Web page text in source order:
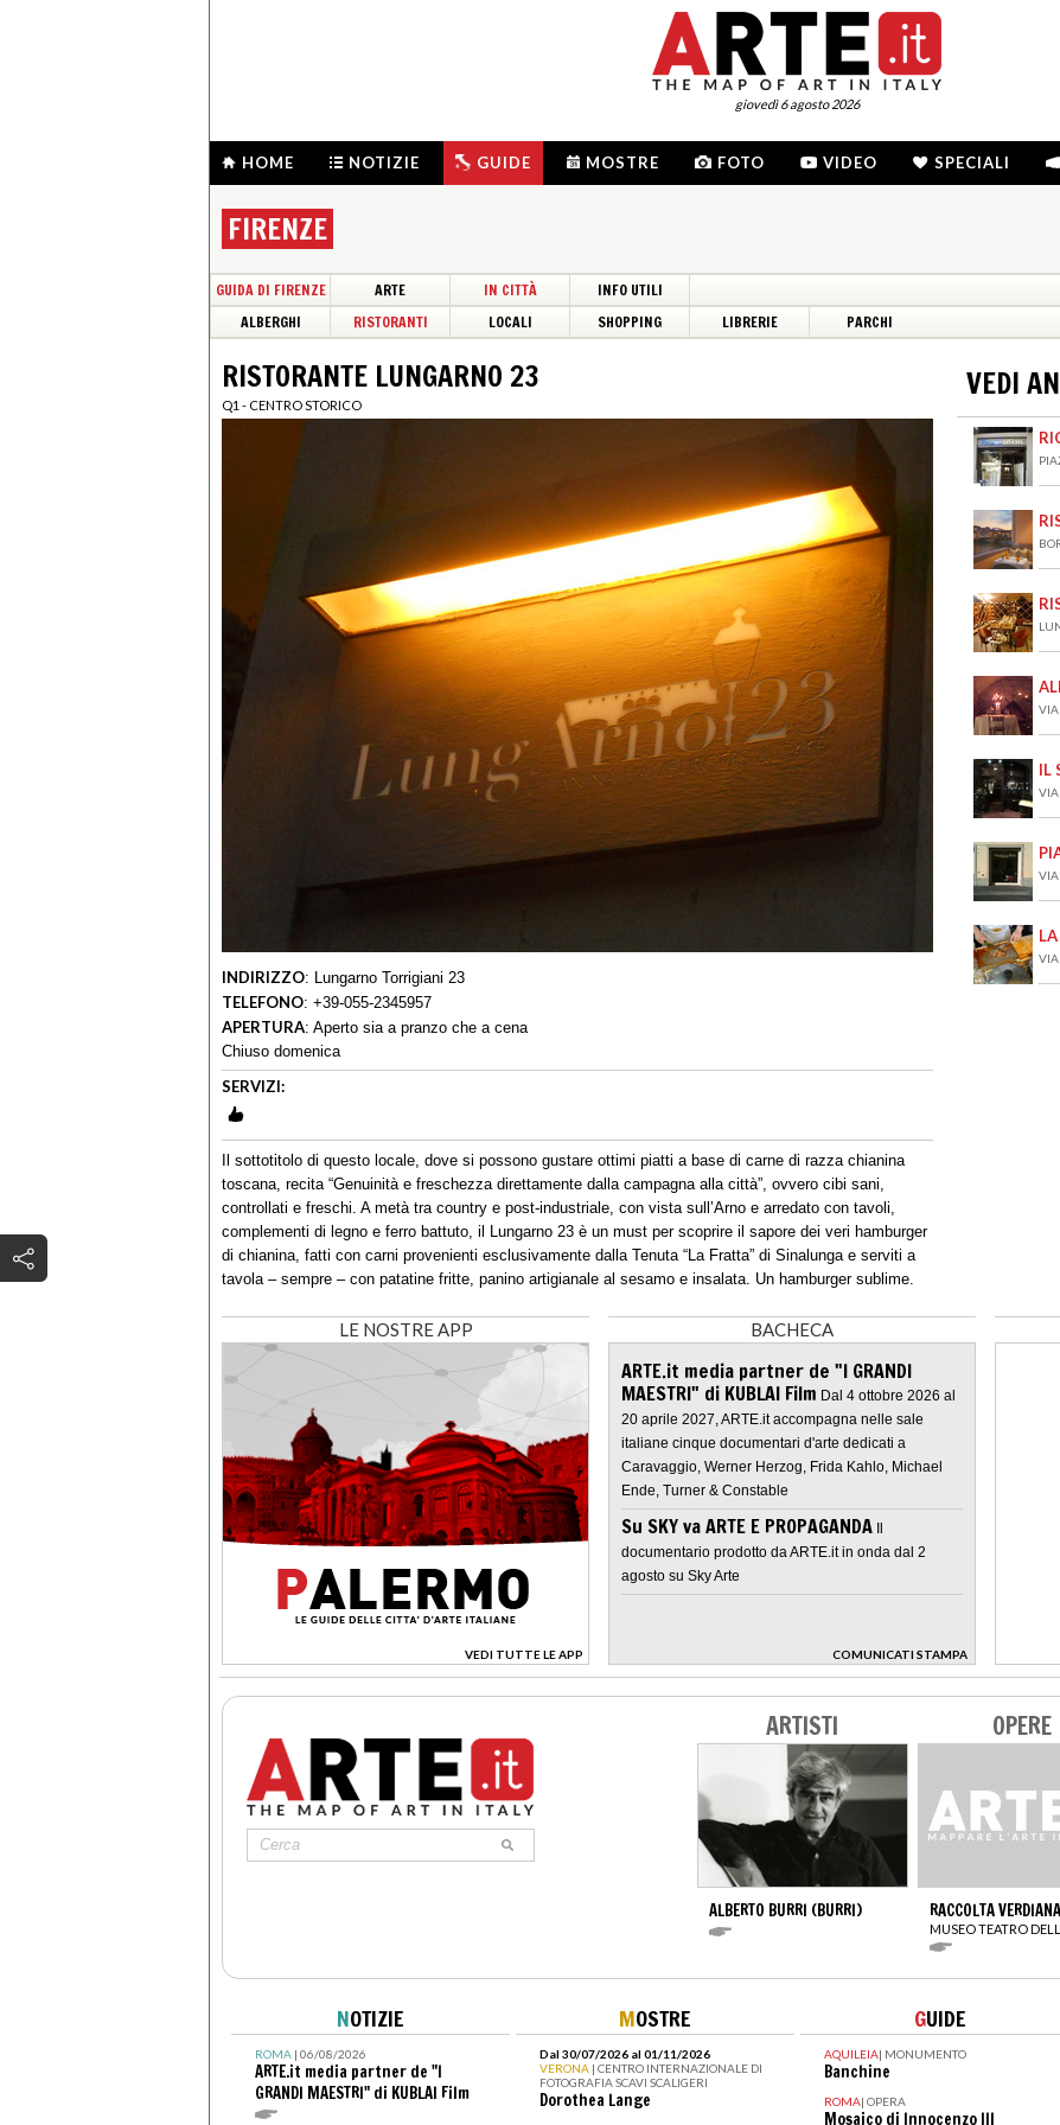
giovedì 6 agosto 2026
HOME NOTIZIE GUIDE MOSTRE FOTO VIDEO SPECIALI
FIRENZE
GUIDA DI FIRENZE ARTE IN CITTÀ
INFO UTILI
ALBERGHI
RISTORANTI LOCALI SHOPPING LIBRERIE PARCHI
RISTORANTE LUNGARNO 23
Q1 - CENTRO STORICO
INDIRIZZO: Lungarno Torrigiani 23
TELEFONO: +39-055-2345957
APERTURA: Aperto sia a pranzo che a cena
Chiuso domenica
SERVIZI:
Il sottotitolo di questo locale, dove si possono gustare ottimi piatti a base di carne di razza chianina
toscana, recita “Genuinità e freschezza direttamente dalla campagna alla città”, ovvero cibi sani,
controllati e freschi. A metà tra country e post-industriale, con vista sull’Arno e arredato con tavoli,
complementi di legno e ferro battuto, il Lungarno 23 è un must per scoprire il sapore dei veri hamburger
di chianina, fatti con carni provenienti esclusivamente dalla Tenuta “La Fratta” di Sinalunga e serviti a
tavola – sempre – con patatine fritte, panino artigianale al sesamo e insalata. Un hamburger sublime.
VEDI
VIA
IL
VIA
VIA
VIA
LE NOSTRE APP
VEDI TUTTE LE APP
>
BACHECA
ARTE.it media partner de "I GRANDI
MAESTRI" di KUBLAI Film Dal 4 ottobre 2026 al
20 aprile 2027, ARTE.it accompagna nelle sale
italiane cinque documentari d'arte dedicati a
Caravaggio, Werner Herzog, Frida Kahlo, Michael
Ende, Turner & Constable
Su SKY va ARTE E PROPAGANDA Il
documentario prodotto da ARTE.it in onda dal 2
agosto su Sky Arte
COMUNICATI STAMPA
>
ARTISTI
ALBERTO BURRI (BURRI)
OPERE
RACCOLTA VERDIANA
MUSEO TEATRO
NOTIZIE
ROMA| 06/08/2026
ARTE.it media partner de "I
GRANDI MAESTRI" di KUBLAI Film
MOSTRE
Dal 30/07/2026 al 01/11/2026
VERONA | CENTRO INTERNAZIONALE DI
FOTOGRAFIA SCAVI SCALIGERI
Dorothea Lange
GUIDE
AQUILEIA| MONUMENTO
Banchine
ROMA| OPERA
Mosaico di Innocenzo III